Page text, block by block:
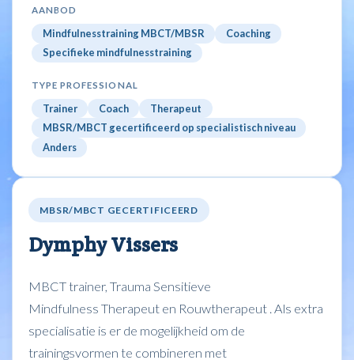
AANBOD
Mindfulnesstraining MBCT/MBSR
Coaching
Specifieke mindfulnesstraining
TYPE PROFESSIONAL
Trainer Coach
Therapeut
MBSR/MBCT gecertificeerd op specialistisch niveau
Anders
MBSR/MBCT GECERTIFICEERD
Dymphy Vissers
MBCT trainer, Trauma Sensitieve
Mindfulness Therapeut en Rouwtherapeut . Als extra
specialisatie is er de mogelijkheid om de
trainingsvormen te combineren met